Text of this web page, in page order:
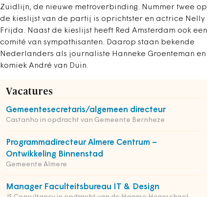
Zuidlijn, de nieuwe metroverbinding. Nummer twee op
de kieslijst van de partij is oprichtster en actrice Nelly
Frijda. Naast de kieslijst heeft Red Amsterdam ook een
comité van sympathisanten. Daarop staan bekende
Nederlanders als journaliste Hanneke Groenteman en
komiek André van Duin.
Vacatures
Gemeentesecretaris/algemeen directeur
Castanho in opdracht van Gemeente Bernheze
Programmadirecteur Almere Centrum –
Ontwikkeling Binnenstad
Gemeente Almere
Manager Faculteitsbureau IT & Design